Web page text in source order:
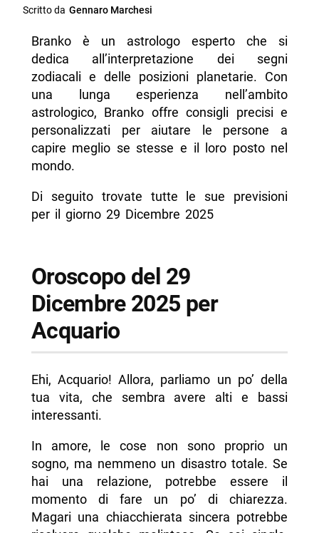
Scritto da Gennaro Marchesi
Branko è un astrologo esperto che si
dedica all’interpretazione dei segni
zodiacali e delle posizioni planetarie. Con
una lunga esperienza nell’ambito
astrologico, Branko offre consigli precisi e
personalizzati per aiutare le persone a
capire meglio se stesse e il loro posto nel
mondo.
Di seguito trovate tutte le sue previsioni
per il giorno 29 Dicembre 2025
Oroscopo del 29
Dicembre 2025 per
Acquario
Ehi, Acquario! Allora, parliamo un po’ della
tua vita, che sembra avere alti e bassi
interessanti.
In amore, le cose non sono proprio un
sogno, ma nemmeno un disastro totale. Se
hai una relazione, potrebbe essere il
momento di fare un po’ di chiarezza.
Magari una chiacchierata sincera potrebbe